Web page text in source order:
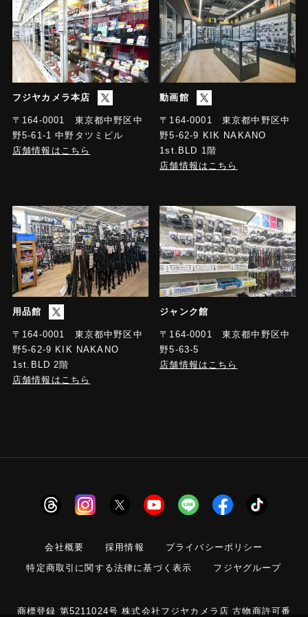
フジヤカメラ本店
〒164-0001 東京都中野区中
野5-61-1 中野タツミビル
店舗情報はこちら
動画館
〒164-0001 東京都中野区中
野5-62-9 KIK NAKANO
1st.BLD 1階
店舗情報はこちら
用品館
〒164-0001 東京都中野区中
野5-62-9 KIK NAKANO
1st.BLD 2階
店舗情報はこちら
ジャンク館
〒164-0001 東京都中野区中
野5-63-5
店舗情報はこちら
会社概要 採用情報
プライバシーポリシー
特定商取引に関する法律に基づく表示
フジヤグループ
商標登録 第5211024号 株式会社フジヤカメラ店 古物商許可番